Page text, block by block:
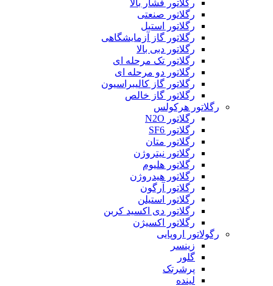
رگلاتور فشار بالا
رگلاتور صنعتی
رگلاتور استیل
رگلاتور گاز آزمایشگاهی
رگلاتور دبی بالا
رگلاتور تک مرحله ای
رگلاتور دو مرحله ای
رگلاتور گاز کالیبراسیون
رگلاتور گاز خالص
رگلاتور هرکولس
رگلاتور N2O
رگلاتور SF6
رگلاتور متان
رگلاتور نیتروژن
رگلاتور هلیوم
رگلاتور هیدروژن
رگلاتور آرگون
رگلاتور استیلن
رگلاتور دی اکسید کربن
رگلاتور اکسیژن
رگولاتور اروپایی
زینسر
گلور
پرشرتک
لینده